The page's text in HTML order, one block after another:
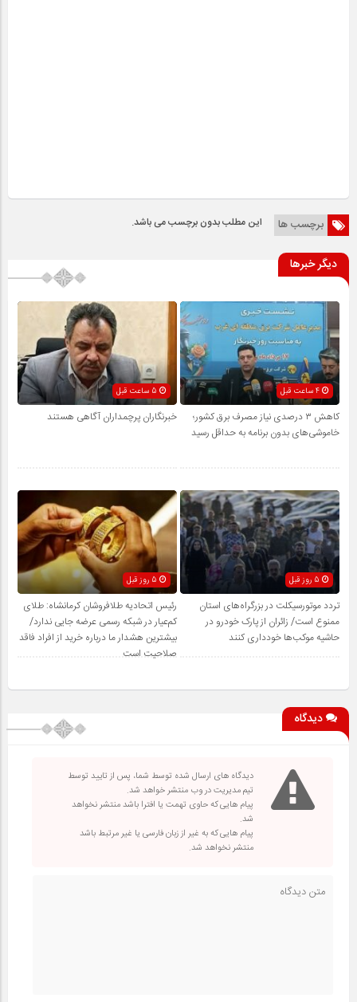
برچسب ها این مطلب بدون برچسب می باشد.
دیگر خبرها
4 ساعت قبل
کاهش ۳ درصدی نیاز مصرف برق کشور؛
خاموشی‌های بدون برنامه به حداقل رسید
خبرنگاران پرچمداران آگاهی هستند
تردد موتورسیکلت در بزرگراه‌های استان
ممنوع است/ زائران از پارک خودرو در
حاشیه موکب‌ها خودداری کنند
رئیس اتحادیه طلافروشان کرمانشاه: طلای
کم‌عیار در شبکه رسمی عرضه جایی ندارد/
بیشترین هشدار ما درباره خرید از افراد فاقد
صلاحیت است
دیدگاه
دیدگاه های ارسال شده توسط شما، پس از تایید توسط
تیم مدیریت در وب منتشر خواهد شد.
پیام هایی که حاوی تهمت یا افترا باشد منتشر نخواهد
شد.
پیام هایی که به غیر از زبان فارسی یا غیر مرتبط باشد
منتشر نخواهد شد.